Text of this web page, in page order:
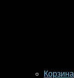
Корзина